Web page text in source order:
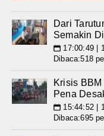
Dari
Semakin
📅 17:00:49 |
Dibaca:518
Krisis
Pena
📅 15:44:52 |
Dibaca:695